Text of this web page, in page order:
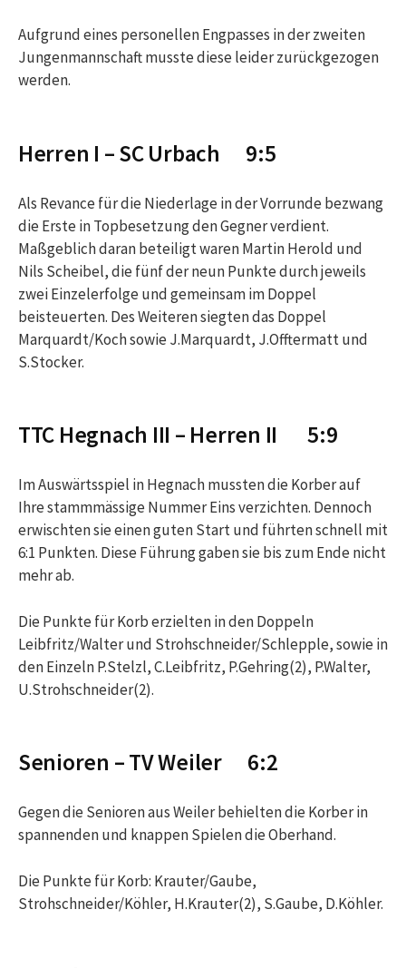
Aufgrund eines personellen Engpasses in der zweiten
Jungenmannschaft musste diese leider zurückgezogen
werden.
Herren I – SC Urbach 9:5
Als Revance für die Niederlage in der Vorrunde bezwang
die Erste in Topbesetzung den Gegner verdient.
Maßgeblich daran beteiligt waren Martin Herold und
Nils Scheibel, die fünf der neun Punkte durch jeweils
zwei Einzelerfolge und gemeinsam im Doppel
beisteuerten. Des Weiteren siegten das Doppel
Marquardt/Koch sowie J.Marquardt, J.Offtermatt und
S.Stocker.
TTC Hegnach III – Herren II 5:9
Im Auswärtsspiel in Hegnach mussten die Korber auf
Ihre stammmässige Nummer Eins verzichten. Dennoch
erwischten sie einen guten Start und führten schnell mit
6:1 Punkten. Diese Führung gaben sie bis zum Ende nicht
mehr ab.
Die Punkte für Korb erzielten in den Doppeln
Leibfritz/Walter und Strohschneider/Schlepple, sowie in
den Einzeln P.Stelzl, C.Leibfritz, P.Gehring(2), P.Walter,
U.Strohschneider(2).
Senioren – TV Weiler 6:2
Gegen die Senioren aus Weiler behielten die Korber in
spannenden und knappen Spielen die Oberhand.
Die Punkte für Korb: Krauter/Gaube,
Strohschneider/Köhler, H.Krauter(2), S.Gaube, D.Köhler.